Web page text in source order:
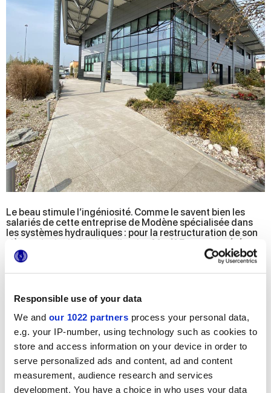
Responsible use of your data
We and our 1022 partners process your personal data,
e.g. your IP-number, using technology such as cookies to
store and access information on your device in order to
serve personalized ads and content, ad and content
measurement, audience research and services
development. You have a choice in who uses your data
Le beau stimule l’ingéniosité. Comme le savent bien les
salariés de cette entreprise de Modène spécialisée dans
les systèmes hydrauliques : pour la restructuration de son
siège principal, c’est la collection Motif Extra
qui a été
sélectionnée, des sols et revêtements en grès effet marbre
à l’esthétique précieuse.
dans toute la structure, de la réception aux bureaux, des
couloirs aux salles de réunions, où elles créent une
atmosphère formelle et élégante, en garantissant un
maximum de résistance, de facilité de nettoyage et de
désinfection, typiques du grès.
Les extérieurs ont également fait l’objet d’une rénovation :
tout le long du périmètre et du jardin ont été installés les
solsStoneOne , dans la version pratique forte épaisseur
pour extérieur. Grâce à l’épaisseur 20 mm et à la finition